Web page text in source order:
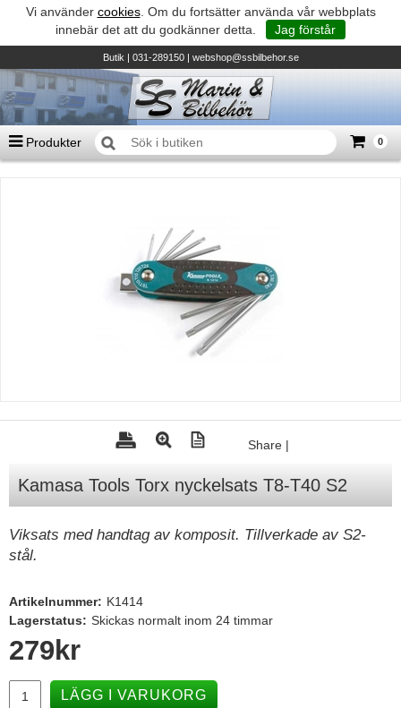
Vi använder cookies. Om du fortsätter använda vår webbplats
innebär det att du godkänner detta.
Jag förstår
Butik| 031-289150 | webshop@ssbilbehor.se
Produkter 0
TILL KASSAN
Suzuki - Utombordare
Suzumar - Gummibåtar
Tohatsu - Utombordare
TK Trailer
Yanmar Servicedelar
Mercury Servicedelar
Garmin
Humminbird
Share |
Kamasa Tools Torx nyckelsats T8-T40 S2
Viksats med handtag av komposit. Tillverkade av S2-
stål.
Artikelnummer: K1414
Lagerstatus: Skickas normalt inom 24 timmar
279 kr
LÄGG I VARUKORG